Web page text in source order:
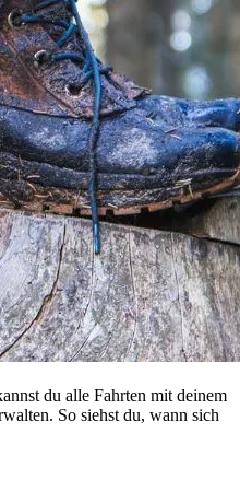
du alle Fahrten mit deinem
So siehst du, wann sich